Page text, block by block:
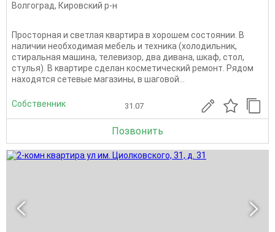
Волгоград, Кировский р-н
Просторная и светлая квартира в хорошем состоянии. В
наличии необходимая мебель и техника (холодильник,
стиральная машина, телевизор, два дивана, шкаф, стол,
стулья). В квартире сделан косметический ремонт. Рядом
находятся сетевые магазины, в шаговой...
Собственник 31.07
Позвонить